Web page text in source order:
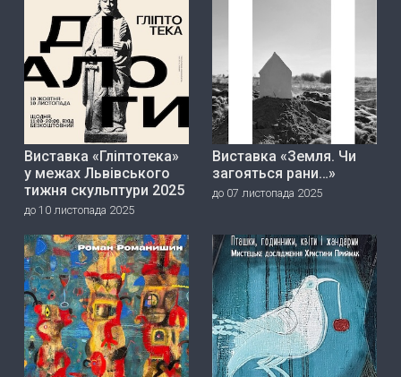
Виставка «Гліптотека»
у межах Львівського
тижня скульптури 2025
до 10 листопада 2025
Виставка «Земля. Чи
загояться рани…»
до 07 листопада 2025